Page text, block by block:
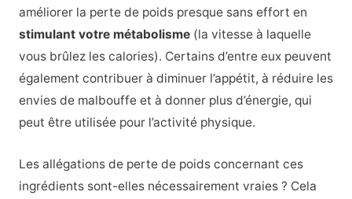
améliorer la perte de poids presque sans effort en
stimulant votre métabolisme(la vitesse à laquelle
vous brûlez les calories). Certains d’entre eux peuvent
également contribuer à diminuer l’appétit, à réduire les
envies de malbouffe et à donner plus d’énergie, qui
peut être utilisée pour l’activité physique.
Les allégations de perte de poids concernant ces
ingrédients sont-elles nécessairement vraies ? Cela